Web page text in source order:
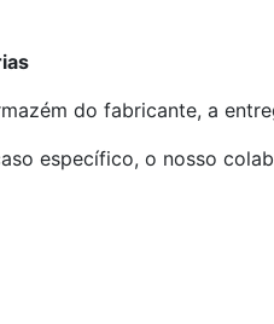
do fabricante, a
específico, o nosso